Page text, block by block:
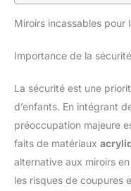
Miroirs incassables pour
Importance de la
La sécurité est une
d’enfants. En intégrant
préoccupation majeure
faits de matériaux
alternative aux miroirs
les risques de coupures